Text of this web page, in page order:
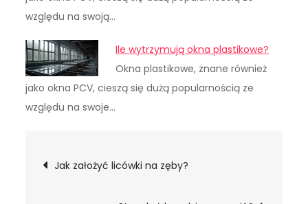
względu na swoją…
Ile wytrzymują okna plastikowe?
Okna plastikowe, znane również
jako okna PCV, cieszą się dużą popularnością ze
względu na swoje…
Nawigacja
Jak założyć licówki na zęby?